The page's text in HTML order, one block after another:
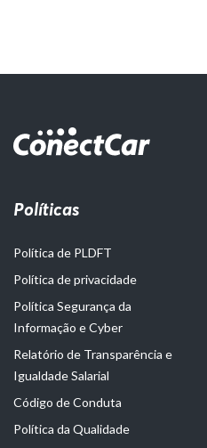
Políticas
Política de PLDFT
Política de privacidade
Política Segurança da
Informação e Cyber
Relatório de Transparência e
Igualdade Salarial
Código de Conduta
Política da Qualidade